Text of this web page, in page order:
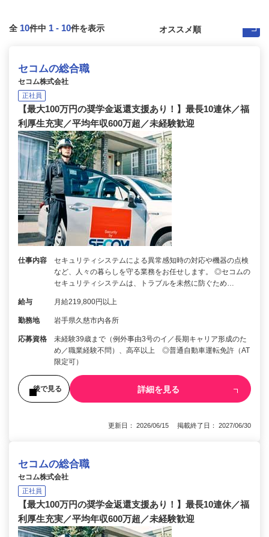
全 10件中 1 - 10件を表示
セコムの総合職
セコム株式会社
正社員
【最大100万円の奨学金返還支援あり！】最長10連休／福
利厚生充実／平均年収600万超／未経験歓迎
仕事内容
セキュリティシステムによる異常感知時の対応や機器の点検
など、人々の暮らしを守る業務をお任せします。 ◎セコムの
セキュリティシステムは、トラブルを未然に防ぐため…
給与 月給219,800円以上
勤務地 岩手県久慈市内各所
応募資格
未経験39歳まで（例外事由3号のイ／長期キャリア形成のた
め／職業経験不問）、高卒以上 ◎普通自動車運転免許（AT
限定可）
後で見る 詳細を見る
更新日： 2026/06/15 掲載終了日： 2027/06/30
セコムの総合職
セコム株式会社
正社員
【最大100万円の奨学金返還支援あり！】最長10連休／福
利厚生充実／平均年収600万超／未経験歓迎